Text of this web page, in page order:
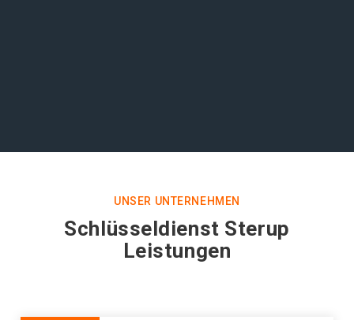
UNSER UNTERNEHMEN
Schlüsseldienst Sterup
Leistungen